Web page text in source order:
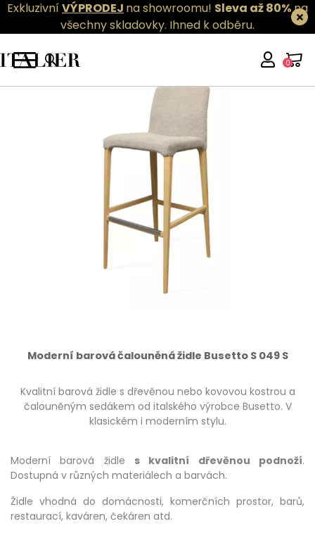
ExkluzivníVÝPRODEJ na showroomu! Sleva až 80%na
všechny skladovky. Ihned k odběru.
0
Moderní barová čalouněná židle Busetto S 049 S
Kvalitní barová židle s dřevěnou nebo kovovou kostrou a
čalouněným sedákem od italského výrobce Busetto. V
klasickém i moderním stylu.
Moderní barová židle s kvalitní dřevěnou podnoží.
Dostupná v různých materiálech a barvách.
Židle vhodná do domácnosti, komerčních prostor, barů,
restaurací, kaváren, čekáren atd.